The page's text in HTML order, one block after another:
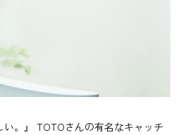
い。』 TOTOさんの有名なキャッチ